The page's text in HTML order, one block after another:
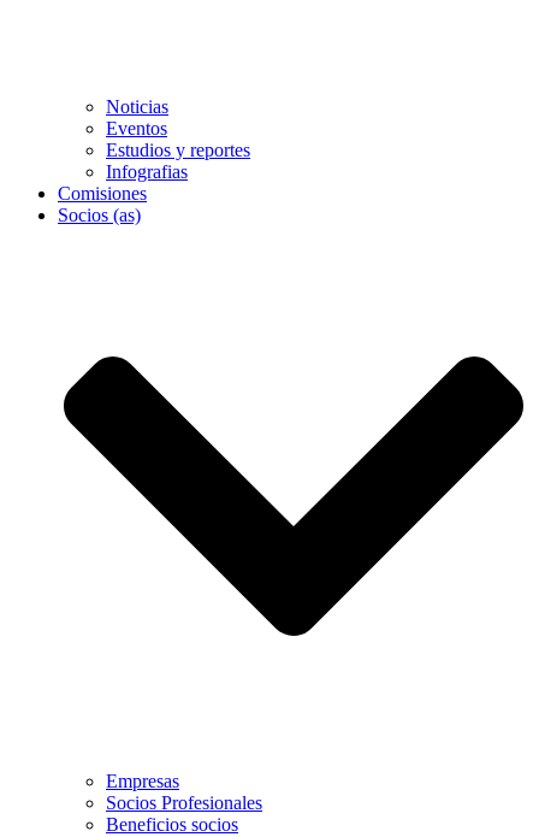
Noticias
Eventos
Estudios y reportes
Infografias
Comisiones
Socios (as)
Empresas
Socios Profesionales
Beneficios socios